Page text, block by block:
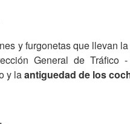
y furgonetas que llevan
General de Tráfico
y laantiguedad de los